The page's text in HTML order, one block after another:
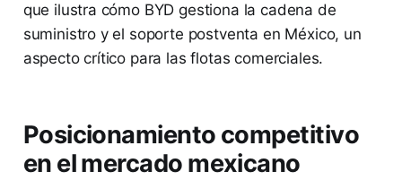
que ilustra cómo BYD gestiona la cadena de
suministro y el soporte postventa en México, un
aspecto crítico para las flotas comerciales.
Posicionamiento competitivo
en el mercado mexicano